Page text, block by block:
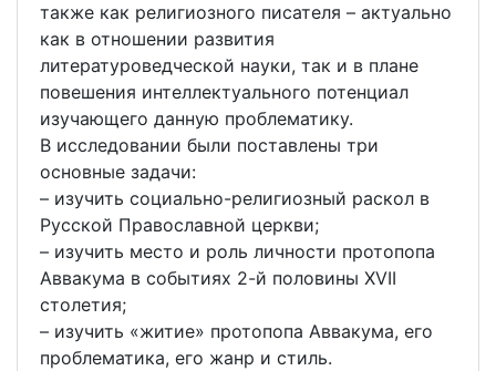
также как религиозного писателя – актуально
как в отношении развития
литературоведческой науки, так и в плане
повешения интеллектуального потенциал
изучающего данную проблематику.
В исследовании были поставлены три
основные задачи:
– изучить социально-религиозный раскол в
Русской Православной церкви;
– изучить место и роль личности протопопа
Аввакума в событиях 2-й половины XVII
столетия;
– изучить «житие» протопопа Аввакума, его
проблематика, его жанр и стиль.